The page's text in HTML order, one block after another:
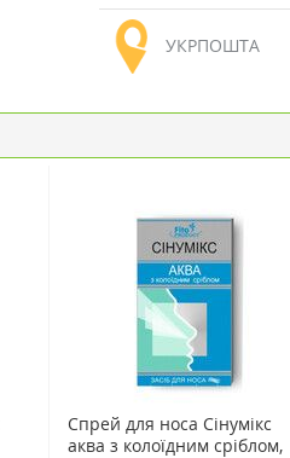
УКРПОШТА
Спрей для носа Сінумікс
аква з колоїдним сріблом,